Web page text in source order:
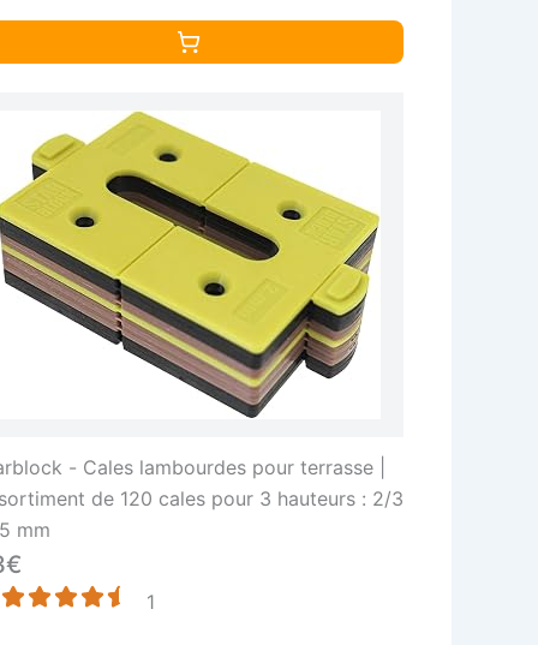
- Cales lambourdes pour terrasse |
de 120 cales pour 3 hauteurs : 2/3
mm
1